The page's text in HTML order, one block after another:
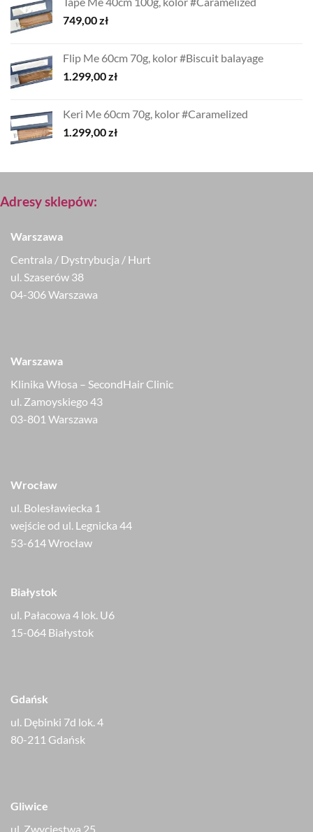
749,00zł
Flip Me 60cm 70g, kolor #Biscuit balayage
1.299,00zł
Keri Me 60cm 70g, kolor #Caramelized
1.299,00zł
Adresy sklepów:
Warszawa
Centrala / Dystrybucja / Hurt
ul. Szaserów 38
04-306 Warszawa
Warszawa
Klinika Włosa – SecondHair Clinic
ul. Zamoyskiego 43
03-801 Warszawa
Wrocław
ul. Bolesławiecka 1
wejście od ul. Legnicka 44
53-614 Wrocław
Białystok
ul. Pałacowa 4 lok. U6
15-064 Białystok
Gdańsk
ul. Dębinki 7d lok. 4
80-211 Gdańsk
Gliwice
ul. Zwycięstwa 25